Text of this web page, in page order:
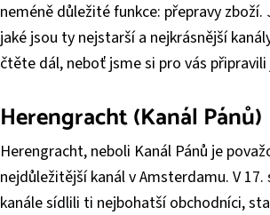
neméně důležité funkce: přepravy
jaké jsou ty nejstarší a nejkrásnější
čtěte dál, neboť jsme si pro vás připravili
Herengracht (Kanál Pánů)
Herengracht, neboli Kanál Pánů je
nejdůležitější kanál v Amsterdamu. V
kanále sídlili ti nejbohatší obchodníci,